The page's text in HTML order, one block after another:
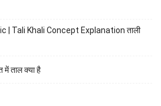
| Tali Khali Concept Explanation ताली
ताल क्या है